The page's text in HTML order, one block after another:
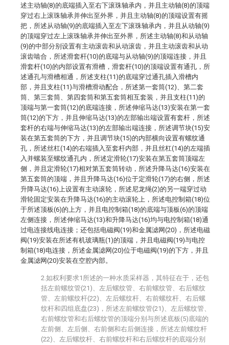
述主动轴(8)的底端插入至右下滚珠轴承内，并且主动轴(8)的顶端
穿过右上滚珠轴承并伸出至外界，并且主动轴(8)的顶端设置有摇
把，所述从动轴(9)的底端插入至左下滚珠轴承内，并且从动轴(9)
的顶端穿过左上滚珠轴承并伸出至外界，所述主动轴(8)和从动轴
(9)的中部分别设置有主动滚齿和从动滚齿，并且主动滚齿和从动
滚齿啮合，所述滑套杆(10)的底端与从动轴(9)的顶端连接，并且
滑套杆(10)的内部设置有滑槽，滑套杆(10)的顶端设置有通孔，所
述通孔与滑槽相通，所述支柱(11)的底端穿过通孔插入滑槽内
部，并且支柱(11)与滑槽滑动配合，所述第一套筒(12)、第二套
筒、第三套筒、第四套筒和第五套筒相互套装，并且支柱(11)的
顶端与第一套筒(12)的底端连接，所述伸缩马达(13)安装在第一套
筒(12)的下方，并且伸缩马达(13)的左部输出端设置有套杆，所述
套杆的右端与伸缩马达(13)的左部输出端连接，所述调节块(15)安
装在第五套筒的下方，并且调节块(15)的内部横向设置有螺纹通
孔，所述丝杠(14)的右端插入至套杆内部，并且丝杠(14)的左端插
入并螺装至螺纹通孔内，所述定滑轮(17)安装在第五套筒顶端左
侧，并且定滑轮(17)相对第五套筒转动，所述升降马达(16)安装在
第五套筒的顶端，并且升降马达(16)位于定滑轮(17)的右侧，所述
升降马达(16)上设置有主动滚轮，所述尼龙绳(2)的另一端穿过动
滑轮固定安装在升降马达(16)的主动滚轮上，所述电控制箱(18)位
于所述顶板(6)的上方，并且电控制箱(18)的底端与顶板(6)的顶端
左侧连接，所述伸缩马达(13)和升降马达(16)均与电控制箱(18)通
过电连接线电连接；还包括电磁阀(19)和金属滤网(20)，所述电磁
阀(19)安装在所述有机玻璃瓶(1)的顶端，并且电磁阀(19)与电控
制箱(18)电连接，所述金属滤网(20)位于电磁阀(19)的下方，并且
金属滤网(20)安装在空腔内部。
2.如权利要求1所述的一种水质采样器，其特征在于，还包
括左前螺纹管(21)、左后螺纹管、右前螺纹管、右后螺纹
管、左前螺纹杆(22)、左后螺纹杆、右前螺纹杆、右后螺
纹杆和四组底盘(23)，所述左前螺纹管(21)、左后螺纹管、
右前螺纹管和右后螺纹管的顶端分别与所述底板(5)底端的
左前侧、左后侧、右前侧和右后侧连接，所述左前螺纹杆
(22)、左后螺纹杆、右前螺纹杆和右后螺纹杆的底端分别